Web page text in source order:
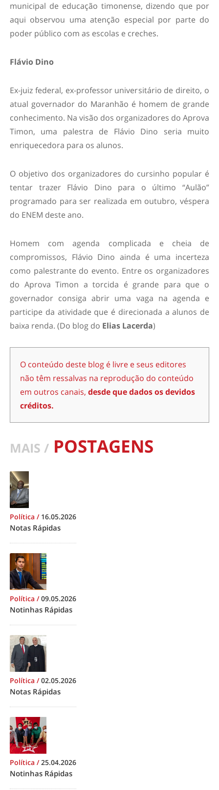
municipal de educação timonense, dizendo que por
aqui observou uma atenção especial por parte do
poder público com as escolas e creches.
Flávio Dino
Ex-juiz federal, ex-professor universitário de direito, o
atual governador do Maranhão é homem de grande
conhecimento. Na visão dos organizadores do Aprova
Timon, uma palestra de Flávio Dino seria muito
enriquecedora para os alunos.
O objetivo dos organizadores do cursinho popular é
tentar trazer Flávio Dino para o último “Aulão”
programado para ser realizada em outubro, véspera
do ENEM deste ano.
Homem com agenda complicada e cheia de
compromissos, Flávio Dino ainda é uma incerteza
como palestrante do evento. Entre os organizadores
do Aprova Timon a torcida é grande para que o
governador consiga abrir uma vaga na agenda e
participe da atividade que é direcionada a alunos de
baixa renda. (Do blog do Elias Lacerda)
O conteúdo deste blog é livre e seus editores
não têm ressalvas na reprodução do conteúdo
em outros canais, desde que dados os devidos
créditos.
MAIS / POSTAGENS
Política / 16.05.2026
Notas Rápidas
Política /09.05.2026
Notinhas Rápidas
Política /02.05.2026
Notas Rápidas
Política /25.04.2026
Notinhas Rápidas